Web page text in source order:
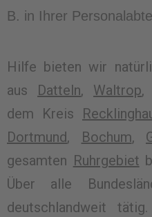
B. in Ihrer
H ilfe bieten wir
aus
Datteln, Waltrop,
dem Kreis
Dortmund, Bochum,
gesamten Ruhrgebiet
Über alle
deutschlandweit